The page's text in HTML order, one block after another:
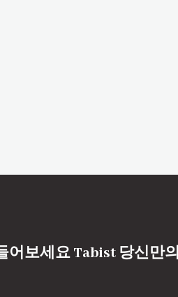
어보세요 Tabist 당신만